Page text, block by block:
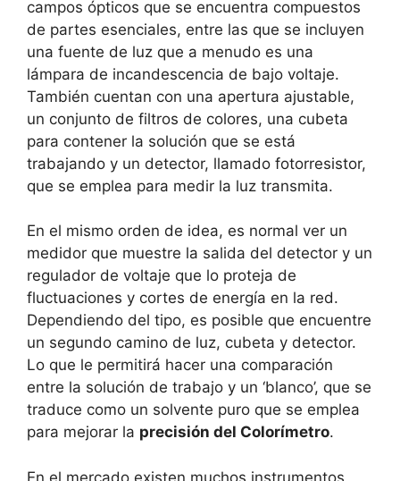
campos ópticos que se encuentra compuestos
de partes esenciales, entre las que se incluyen
una fuente de luz que a menudo es una
lámpara de incandescencia de bajo voltaje.
También cuentan con una apertura ajustable,
un conjunto de filtros de colores, una cubeta
para contener la solución que se está
trabajando y un detector, llamado fotorresistor,
que se emplea para medir la luz transmita.
En el mismo orden de idea, es normal ver un
medidor que muestre la salida del detector y un
regulador de voltaje que lo proteja de
fluctuaciones y cortes de energía en la red.
Dependiendo del tipo, es posible que encuentre
un segundo camino de luz, cubeta y detector.
Lo que le permitirá hacer una comparación
entre la solución de trabajo y un ‘blanco’, que se
traduce como un solvente puro que se emplea
para mejorar la precisión del Colorímetro.
En el mercado existen muchos instrumentos